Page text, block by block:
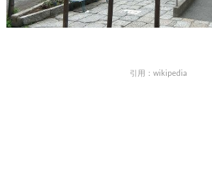
引用：wikipedia